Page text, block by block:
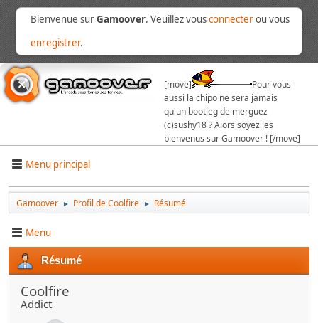
Bienvenue surGamoover. Veuillez vousconnecterou vous
enregistrer.
[move]
Pour vous
aussi la chipo ne sera jamais
qu'un bootleg de merguez
(c)sushy18 ? Alors soyez les
bienvenus sur Gamoover ! [/move]
Menu principal
Gamoover ► Profil de Coolfire ► Résumé
Menu
Résumé
Coolfire
Addict